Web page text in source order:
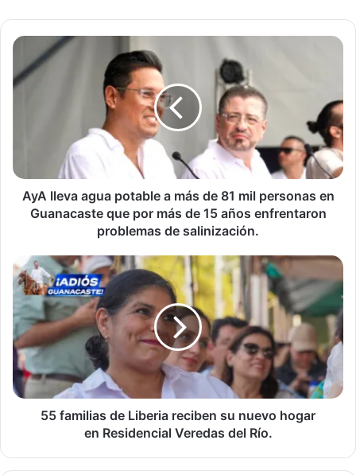
AyA
lleva
agua
potable
mil
personas
por
más
de
15
años
enfrentaron
problemas
de
salinización.
AyA lleva agua potable a más de 81 mil personas en
Guanacaste que por más de 15 años enfrentaron
problemas de salinización.
55
familias
de
Liberia
reciben
su
nuevo
hogar
en Residencial
Veredas55 familias de Liberia reciben su nuevo hogar
en Residencial Veredas del Río.